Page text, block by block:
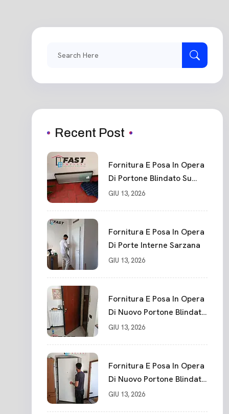
Recent Post
Fornitura E Posa In Opera
Di Portone Blindato Su
Misura In PVC, Panello
Punti La Spezia
GIU 13, 2026
Fornitura E Posa In Opera
Di Porte Interne Sarzana
GIU 13, 2026
Fornitura E Posa In Opera
Di Nuovo Portone Blindato
La Spezia
GIU 13, 2026
Fornitura E Posa In Opera
Di Nuovo Portone Blindato
Classe 3 Sicurezza
GIU 13, 2026